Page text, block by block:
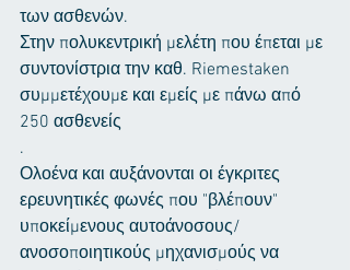
των ασθενών.
Στην πολυκεντρική μελέτη που έπεται με
συντονίστρια την καθ. Riemestaken
συμμετέχουμε και εμείς με πάνω από
250 ασθενείς
.
Ολοένα και αυξάνονται οι έγκριτες
ερευνητικές φωνές που "βλέπουν"
υποκείμενους αυτοάνοσους/
ανοσοποιητικούς μηχανισμούς να